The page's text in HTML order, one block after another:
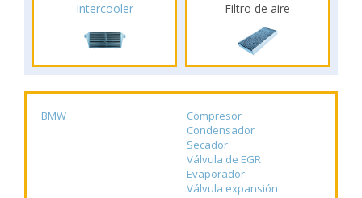
Intercooler Filtro de aire
BMW
Compresor
Condensador
Secador
Válvula de EGR
Evaporador
Válvula expansión